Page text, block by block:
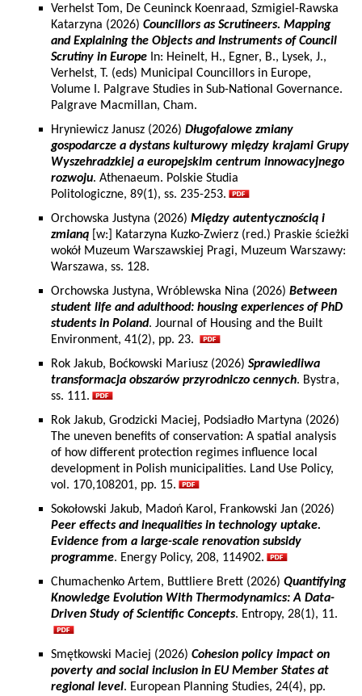
Verhelst Tom, De Ceuninck Koenraad, Szmigiel-Rawska
Katarzyna (2026) Councillors as Scrutineers. Mapping
and Explaining the Objects and Instruments of Council
Scrutiny in Europe In: Heinelt, H., Egner, B., Lysek, J.,
Verhelst, T. (eds) Municipal Councillors in Europe,
Volume I. Palgrave Studies in Sub-National Governance.
Palgrave Macmillan, Cham.
Hryniewicz Janusz (2026) Długofalowe zmiany
gospodarcze a dystans kulturowy między krajami Grupy
Wyszehradzkiej a europejskim centrum innowacyjnego
rozwoju. Athenaeum. Polskie Studia
Politologiczne, 89(1), ss. 235-253.
Orchowska Justyna (2026) Między autentycznością i
zmianą [w:] Katarzyna Kuzko-Zwierz (red.) Praskie ścieżki
wokół Muzeum Warszawskiej Pragi, Muzeum Warszawy:
Warszawa, ss. 128.
Orchowska Justyna, Wróblewska Nina (2026) Between
student life and adulthood: housing experiences of PhD
students in Poland. Journal of Housing and the Built
Environment, 41(2), pp. 23.
Rok Jakub, Boćkowski Mariusz (2026) Sprawiedliwa
transformacja obszarów przyrodniczo cennych. Bystra,
ss. 111.
Rok Jakub, Grodzicki Maciej, Podsiadło Martyna (2026)
The uneven benefits of conservation: A spatial analysis
of how different protection regimes influence local
development in Polish municipalities. Land Use Policy,
vol. 170,108201, pp. 15.
Sokołowski Jakub, Madoń Karol, Frankowski Jan (2026)
Peer effects and inequalities in technology uptake.
Evidence from a large-scale renovation subsidy
programme. Energy Policy, 208, 114902.
Chumachenko Artem, Buttliere Brett (2026) Quantifying
Knowledge Evolution With Thermodynamics: A Data-
Driven Study of Scientific Concepts. Entropy, 28(1), 11.
Smętkowski Maciej (2026) Cohesion policy impact on
poverty and social inclusion in EU Member States at
regional level. European Planning Studies, 24(4), pp.